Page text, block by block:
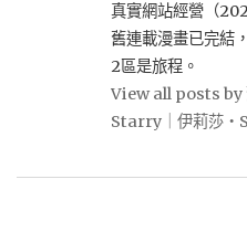
真實網站經營（
舊連載漫畫已完結
2區是旅程。
View all posts by
Starry｜伊莉莎・